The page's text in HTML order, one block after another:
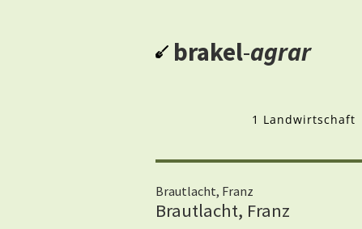
brakel-agrar
1 Landwirtschaft
Brautlacht, Franz
Brautlacht, Franz